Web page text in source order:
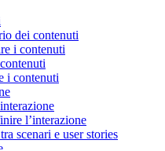
dei contenuti
i contenuti
i contenuti
l’interazione
scenari e user stories